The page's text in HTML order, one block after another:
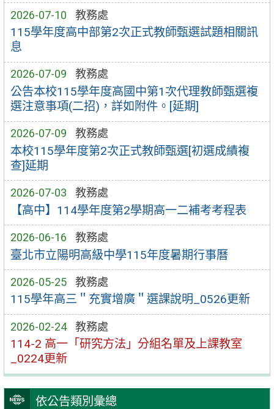
2026-07-10 教務處
115學年度高中部第2次正式教師甄選試題相關訊
息
2026-07-09 教務處
公告本校115學年度高國中第1次代理教師甄選複
選注意事項(二招)，詳如附件。[延期]
2026-07-09 教務處
本校115學年度第2次正式教師甄選[初選成績複
查]延期
2026-07-03 教務處
【高中】114學年度第2學期高一二補考考程表
2026-06-16 教務處
臺北市立陽明高級中學115年度暑期行事曆
2026-05-25 教務處
115學年高三＂充實增廣＂選課說明_0526更新
2026-02-24 教務處
114-2 高一「研究方法」分組名單及上課教室
_0224更新
依公告類別彙總